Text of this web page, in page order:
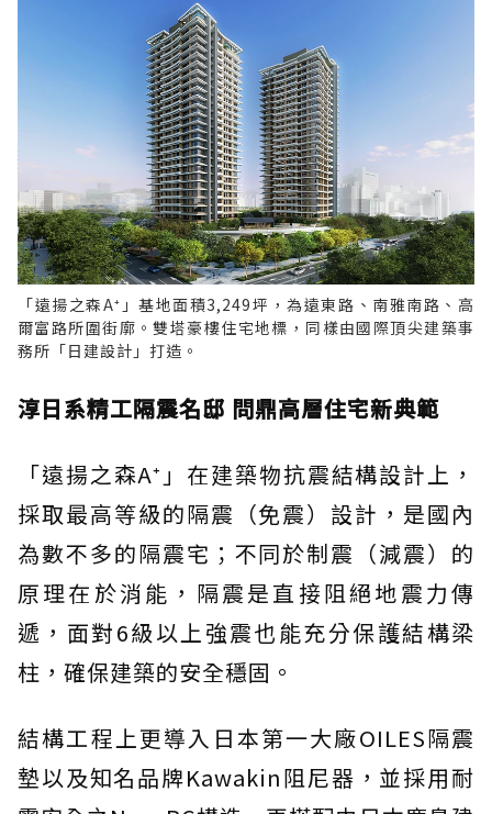
「遠揚之森A⁺」基地面積3,249坪，為遠東路、南雅南路、高
爾富路所圍街廓。雙塔豪樓住宅地標，同樣由國際頂尖建築事
務所「日建設計」打造。
淳日系精工隔震名邸 問鼎高層住宅新典範
「遠揚之森A⁺」在建築物抗震結構設計上，
採取最高等級的隔震（免震）設計，是國內
為數不多的隔震宅；不同於制震（減震）的
原理在於消能，隔震是直接阻絕地震力傳
遞，面對6級以上強震也能充分保護結構梁
柱，確保建築的安全穩固。
結構工程上更導入日本第一大廠OILES隔震
墊以及知名品牌Kawakin阻尼器，並採用耐